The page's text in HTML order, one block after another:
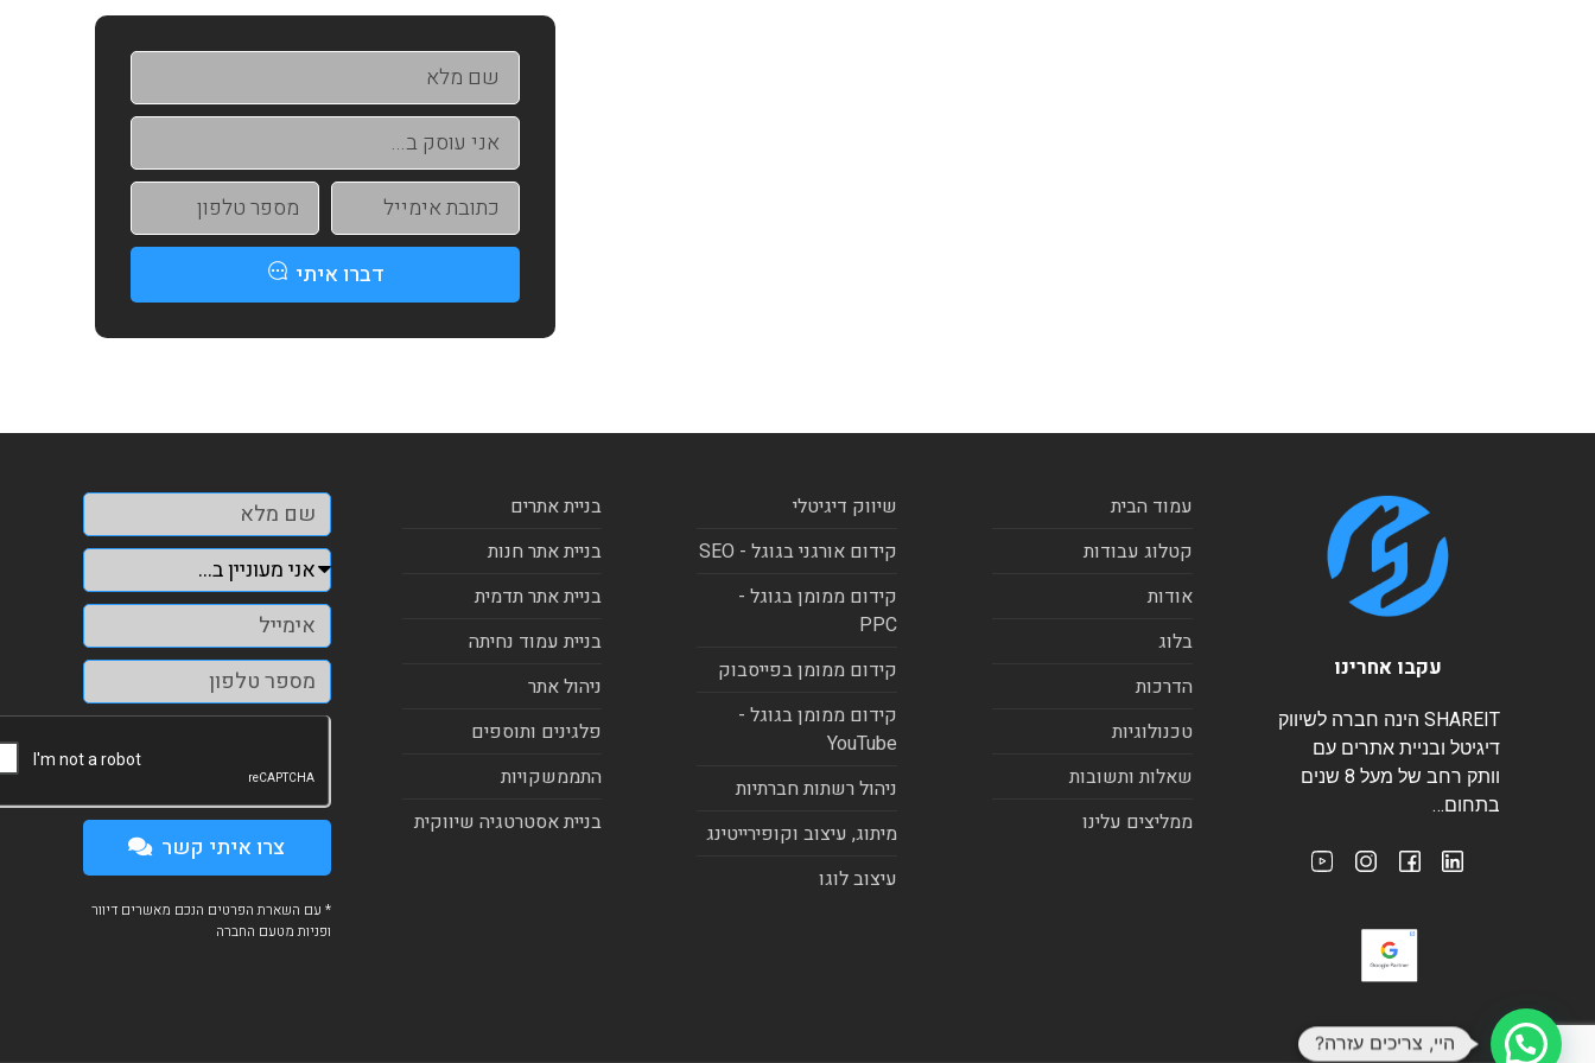
דברו איתי
עקבו אחרינו
SHAREIT הינה חברה לשיווק
דיגיטל ובניית אתרים עם
וותק רחב של מעל 8 שנים
בתחום…
עמוד הבית
קטלוג עבודות
אודות
בלוג
הדרכות
טכנולוגיות
שאלות ותשובות
ממליצים עלינו
שיווק דיגיטלי
קידום אורגני בגוגל - SEO
קידום ממומן בגוגל -
PPC
קידום ממומן בפייסבוק
קידום ממומן בגוגל -
YouTube
ניהול רשתות חברתיות
מיתוג, עיצוב וקופירייטינג
עיצוב לוגו
בניית אתרים
בניית אתר חנות
בניית אתר תדמית
בניית עמוד נחיתה
ניהול אתר
פלגינים ותוספים
התממשקויות
בניית אסטרטגיה שיווקית
צרו איתי קשר
* עם השארת הפרטים הנכם מאשרים דיוור
ופניות מטעם החברה
היי, צריכים עזרה?